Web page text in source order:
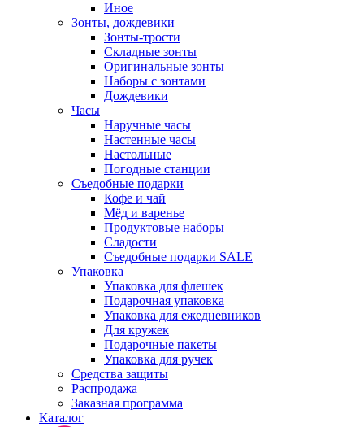
Иное
Зонты, дождевики
Зонты-трости
Складные зонты
Оригинальные зонты
Наборы с зонтами
Дождевики
Часы
Наручные часы
Настенные часы
Настольные
Погодные станции
Съедобные подарки
Кофе и чай
Мёд и варенье
Продуктовые наборы
Сладости
Съедобные подарки SALE
Упаковка
Упаковка для флешек
Подарочная упаковка
Упаковка для ежедневников
Для кружек
Подарочные пакеты
Упаковка для ручек
Средства защиты
Распродажа
Заказная программа
Каталог